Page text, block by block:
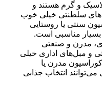
و گرم هستند و
سلطنتی خیلی خوب
سنتی یا روستایی
بسیار مناسبی است.
مدرن و صنعتی
و مبل‌های اداری خیلی
مدرن یا
می‌توانند انتخاب جذابی